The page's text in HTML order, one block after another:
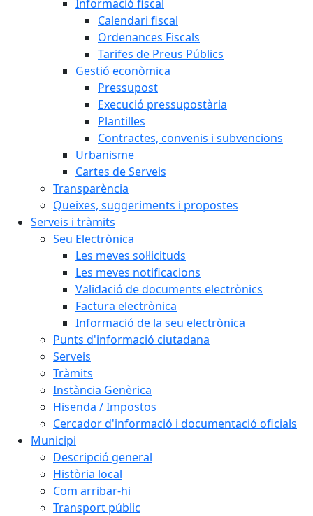
Informació fiscal
Calendari fiscal
Ordenances Fiscals
Tarifes de Preus Públics
Gestió econòmica
Pressupost
Execució pressupostària
Plantilles
Contractes, convenis i subvencions
Urbanisme
Cartes de Serveis
Transparència
Queixes, suggeriments i propostes
Serveis i tràmits
Seu Electrònica
Les meves sol·licituds
Les meves notificacions
Validació de documents electrònics
Factura electrònica
Informació de la seu electrònica
Punts d'informació ciutadana
Serveis
Tràmits
Instància Genèrica
Hisenda / Impostos
Cercador d'informació i documentació oficials
Municipi
Descripció general
Història local
Com arribar-hi
Transport públic